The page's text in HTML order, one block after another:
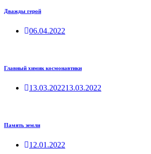
Дважды герой
06.04.2022
Главный химик космонавтики
13.03.202213.03.2022
Память земли
12.01.2022